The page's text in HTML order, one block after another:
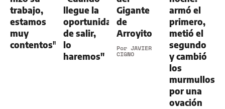
trabajo,
estamos
muy
contentos"
llegue la
oportunidad
de salir,
lo
haremos"
Gigante
de
Arroyito
Por JAVIER
CIGNO
armó el
primero,
metió el
segundo
y cambió
los
murmullos
por una
ovación